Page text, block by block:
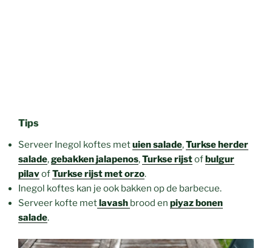
Tips
Serveer Inegol koftes metuien salade,Turkse herder
salade,gebakken jalapenos,Turkse rijstofbulgur
pilavofTurkse rijst met orzo.
Inegol koftes kan je ook bakken op de barbecue.
Serveer kofte metlavash brood en piyaz bonen
salade.